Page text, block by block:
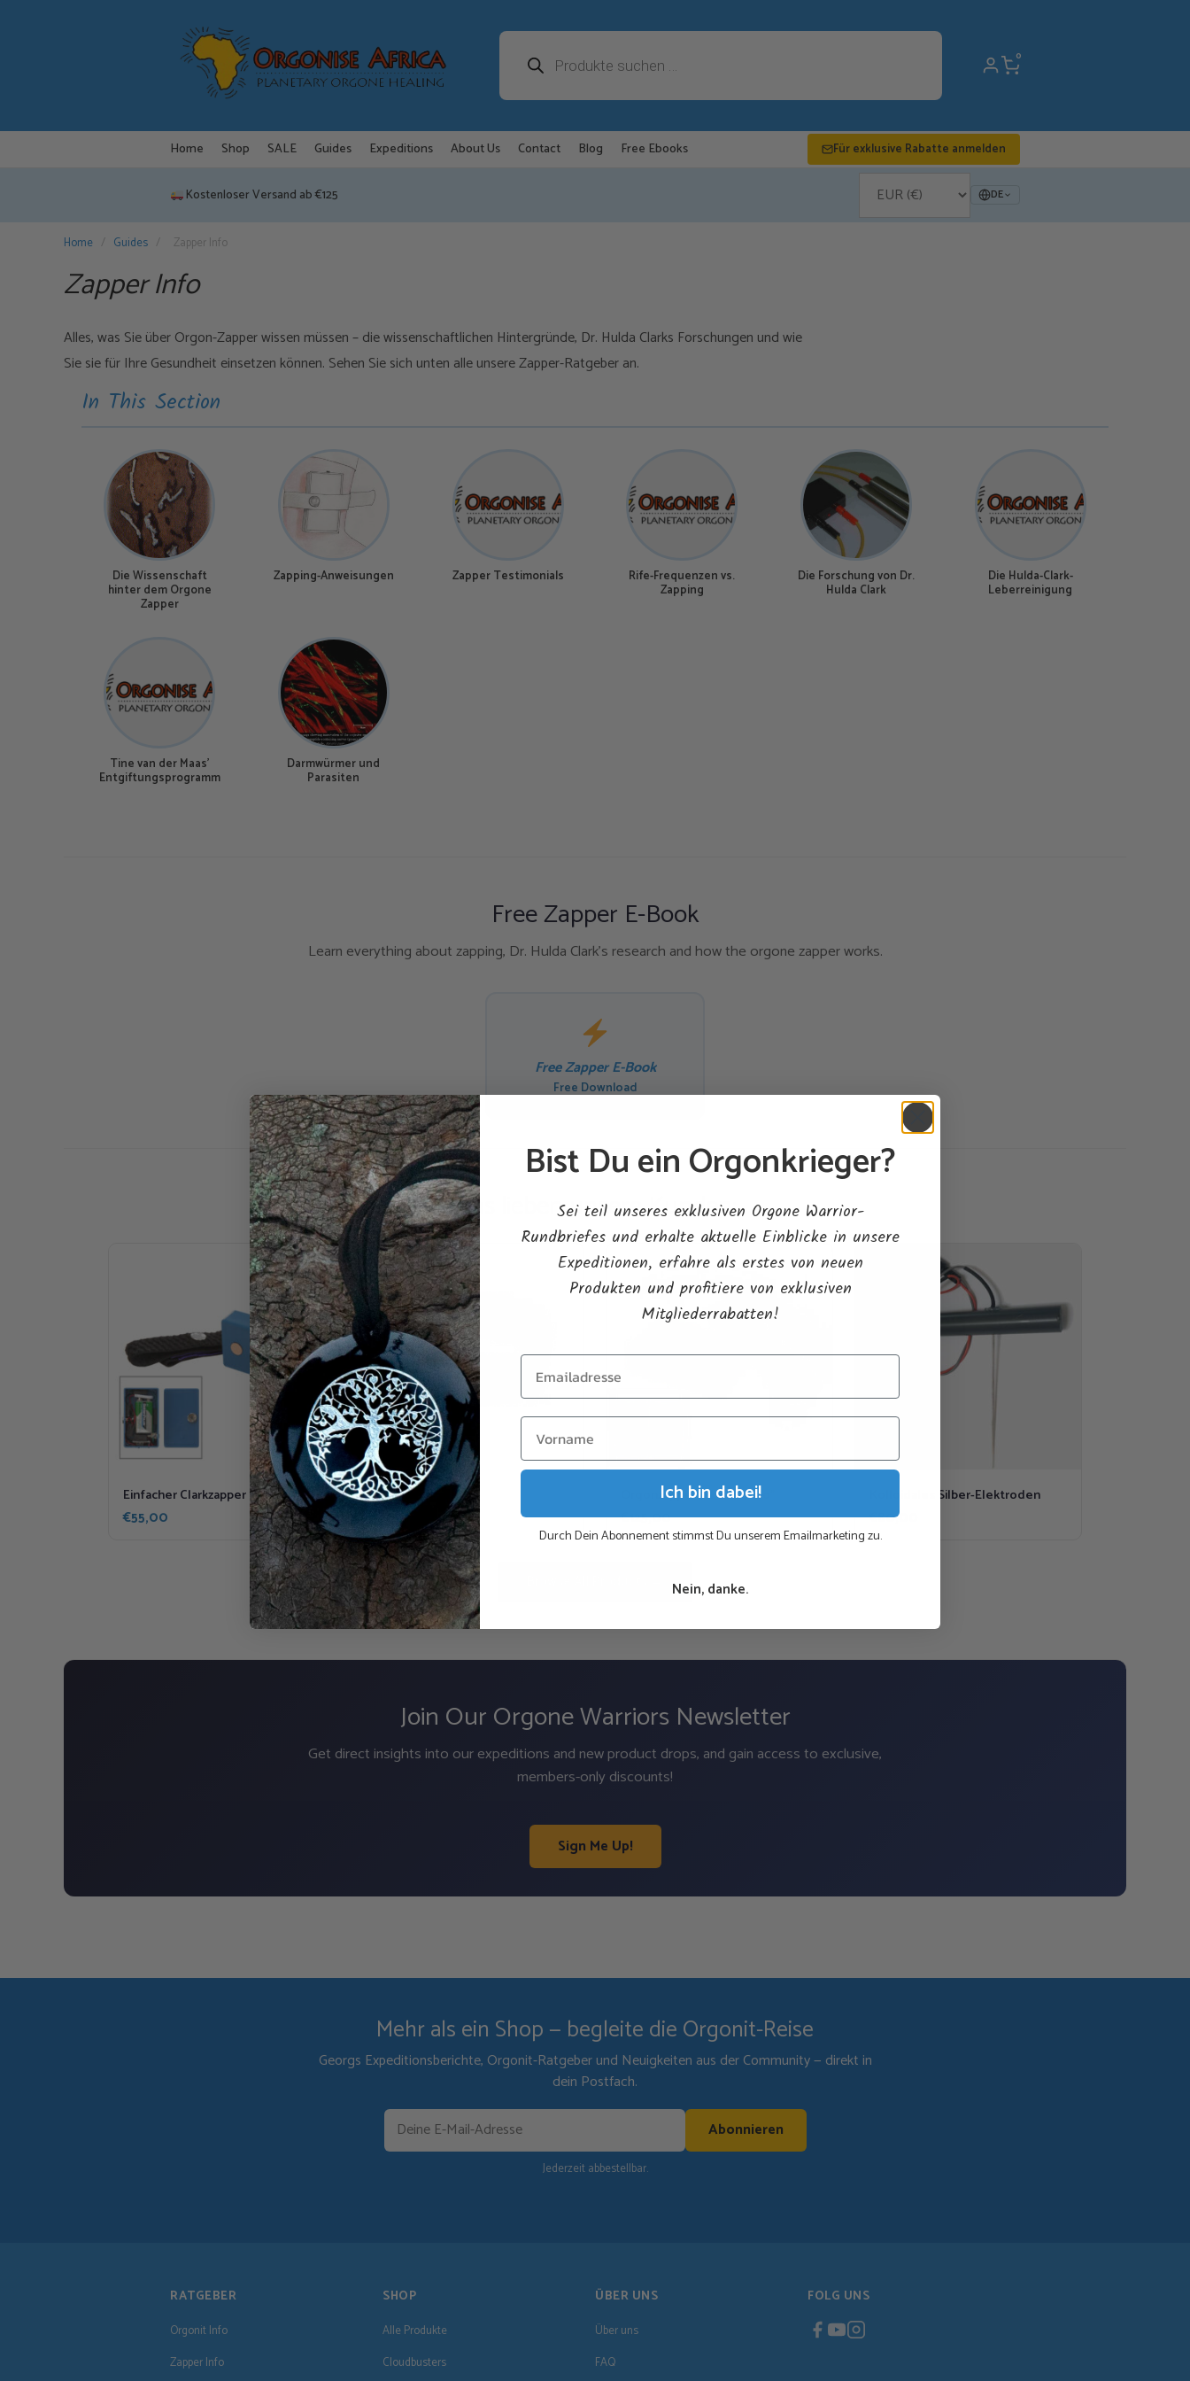
search 0
Home Shop SALE Guides Expeditions About Us Contact Blog Free Ebooks Für exklusive Rabatte anmelden
Kostenloser Versand ab €125 DE
Home / Guides / Zapper Info
Zapper Info
Alles, was Sie über Orgon-Zapper wissen müssen – die wissenschaftlichen Hintergründe, Dr. Hulda Clarks Forschungen und wie
Sie sie für Ihre Gesundheit einsetzen können. Sehen Sie sich unten alle unsere Zapper-Ratgeber an.
In This Section
Die Wissenschaft
hinter dem Orgone
Zapper
Zapping-Anweisungen Zapper Testimonials Rife-Frequenzen vs.
Zapping
Die Forschung von Dr.
Hulda Clark
Die Hulda-Clark-
Leberreinigung
Tine van der Maas'
Entgiftungsprogramm
Darmwürmer und
Parasiten
Free Zapper E-Book
Learn everything about zapping, Dr. Hulda Clark's research and how the orgone zapper works.
Free Zapper E-Book
Free Download
Das lieben unsere Kunden:
Einfacher Clarkzapper
€55,00
Zapperband
€ 6,00
Orgonzapper "El Silverado"
€125,00
Kolloidales Silber-Elektroden
€80,00
Join Our Orgone Warriors Newsletter
Get direct insights into our expeditions and new product drops, and gain access to exclusive,
members-only discounts!
Sign Me Up!
Mehr als ein Shop — begleite die Orgonit-Reise
Georgs Expeditionsberichte, Orgonit-Ratgeber und Neuigkeiten aus der Community — direkt in
dein Postfach.
Abonnieren
Jederzeit abbestellbar.
RATGEBER
Orgonit Info
Zapper Info
SHOP
Alle Produkte
Cloudbusters
ÜBER UNS
Über uns
FAQ
FOLG UNS
Bist Du ein Orgonkrieger?
Sei teil unseres exklusiven Orgone Warrior-
Rundbriefes und erhalte aktuelle Einblicke in unsere
Expeditionen, erfahre als erstes von neuen
Produkten und profitiere von exklusiven
Mitgliederrabatten!
Ich bin dabei!
Durch Dein Abonnement stimmst Du unserem Emailmarketing zu.
Nein, danke.